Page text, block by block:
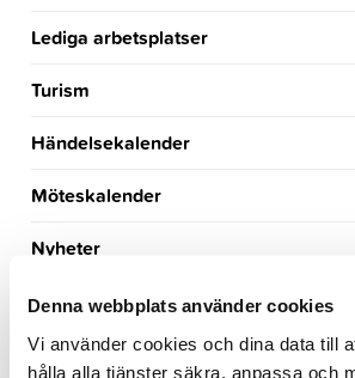
Denna webbplats använder cookies
Vi använder cookies och dina data till
hålla alla tjänster säkra, anpassa och
Lediga arbetsplatser
Turism
Händelsekalender
Möteskalender
Nyheter
Kungörelser
Okategoriserade